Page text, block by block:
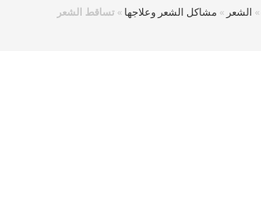
» الشعر » مشاكل الشعر وعلاجها » تساقط الشعر